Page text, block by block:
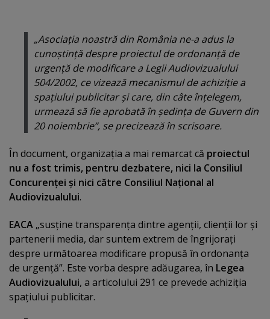
„Asociaţia noastră din România ne-a adus la
cunoştinţă despre proiectul de ordonanţă de
urgenţă de modificare a Legii Audiovizualului
504/2002, ce vizează mecanismul de achiziţie a
spaţiului publicitar şi care, din câte înţelegem,
urmează să fie aprobată în şedinţa de Guvern din
20 noiembrie”, se precizează în scrisoare.
În document, organizaţia a mai remarcat că proiectul
nu a fost trimis, pentru dezbatere, nici la Consiliul
Concurenţei şi nici către Consiliul Naţional al
Audiovizualului.
EACA „susţine transparenţa dintre agenţii, clienţii lor şi
partenerii media, dar suntem extrem de îngrijoraţi
despre următoarea modificare propusă în ordonanţa
de urgenţă”. Este vorba despre adăugarea, în Legea
Audiovizualului, a articolului 291 ce prevede achiziţia
spaţiului publicitar.